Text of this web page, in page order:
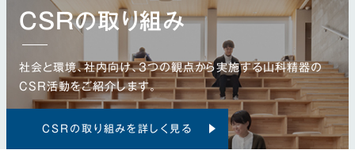
CSRの取り組み
社会と環境、社内向け、3つの観点から実施する山科精器の
CSR活動をご紹介します。
CSRの取り組みを詳しく見る